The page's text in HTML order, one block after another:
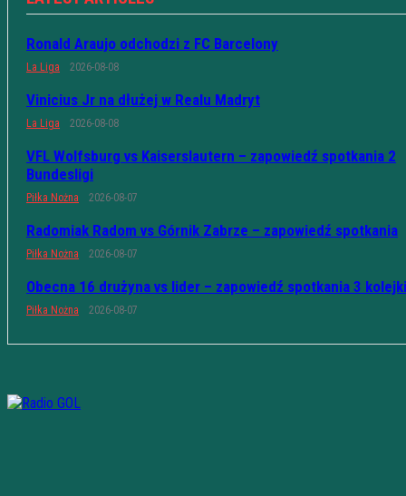
Ronald Araujo odchodzi z FC Barcelony
La Liga 2026-08-08
Vinicius Jr na dłużej w Realu Madryt
La Liga 2026-08-08
VFL Wolfsburg vs Kaiserslautern – zapowiedź spotkania 2
Bundesligi
Piłka Nożna 2026-08-07
Radomiak Radom vs Górnik Zabrze – zapowiedź spotkania
Piłka Nożna 2026-08-07
Obecna 16 drużyna vs lider – zapowiedź spotkania 3 kolejki
Piłka Nożna 2026-08-07